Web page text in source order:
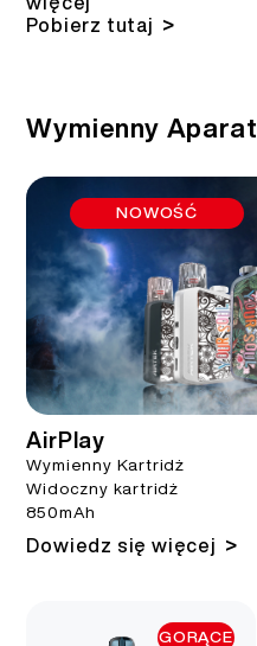
Pobierz tutaj >
Wymienny Aparat
NOWOŚĆ
AirPlay
Wymienny Kartridż
Widoczny kartridż
850mAh
Dowiedz się więcej >
GORĄCE